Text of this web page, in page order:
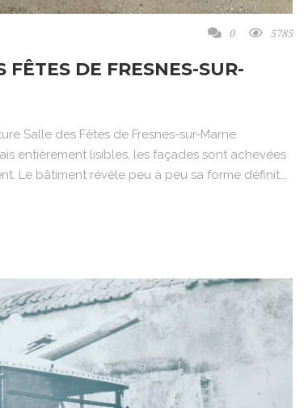
0 5785
DE FRESNES-SUR-
Salle des Fêtes de Fresnes-sur-Marne
entièrement lisibles, les façades sont achevées
Le bâtiment révèle peu à peu sa forme définit...